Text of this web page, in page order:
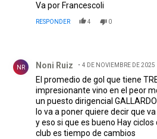
Va por Francescoli
RESPONDER 4 0
NR Noni Ruiz 4 DE NOVIEMBRE DE 2025
El promedio de gol que tiene
impresionante vino en el peor
un puesto dirigencial
lo va a poner quiere decir que
y eso si que es bueno Hay ciclos
club es tiempo de cambios